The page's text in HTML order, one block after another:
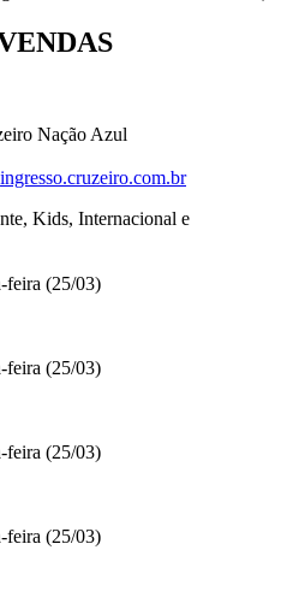
Nação Azul
ingresso.cruzeiro.com.br
Kids, Internacional e
feira (25/03)
feira (25/03)
feira (25/03)
feira (25/03)